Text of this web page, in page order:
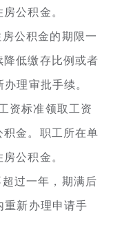
公积金。
公积金的期限一
低缴存比例或者
理审批手续。
资标准领取工资
金。职工所在单
公积金。
过一年，期满后
重新办理申请手